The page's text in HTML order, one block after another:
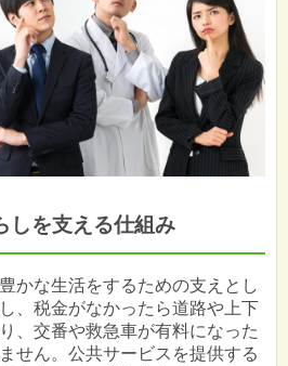
しを支える仕組み
かな生活をするための支えとし
、税金がなかったら道路や上下
、交番や救急車が有料になった
せん。公共サービスを提供する